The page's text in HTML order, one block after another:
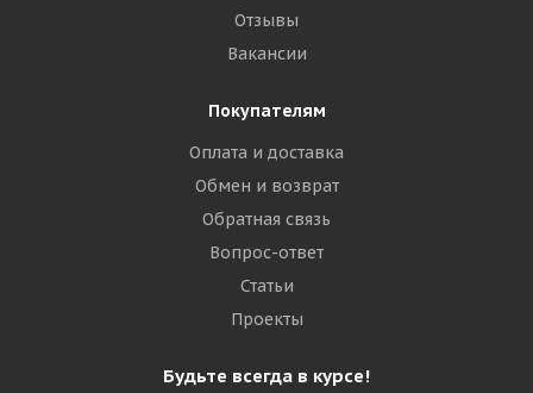
Отзывы
Вакансии
Покупателям
Оплата и доставка
Обмен и возврат
Обратная связь
Вопрос-ответ
Статьи
Проекты
Будьте всегда в курсе!